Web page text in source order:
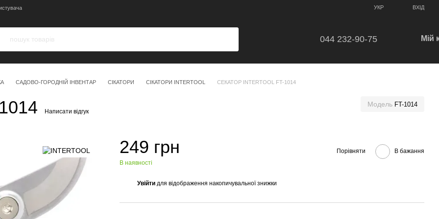
УКР ВХІД
044 232-90-75 Мій
САДОВО-ГОРОДНІЙ ІНВЕНТАР СІКАТОРИ СІКАТОРИ INTERTOOL СЕКАТОР INTERTOOL FT-1014
Написати відгук
Модель FT-1014
249 грн
В наявності
Порівняти В бажання
Увійти для відображення накопичувальної знижки